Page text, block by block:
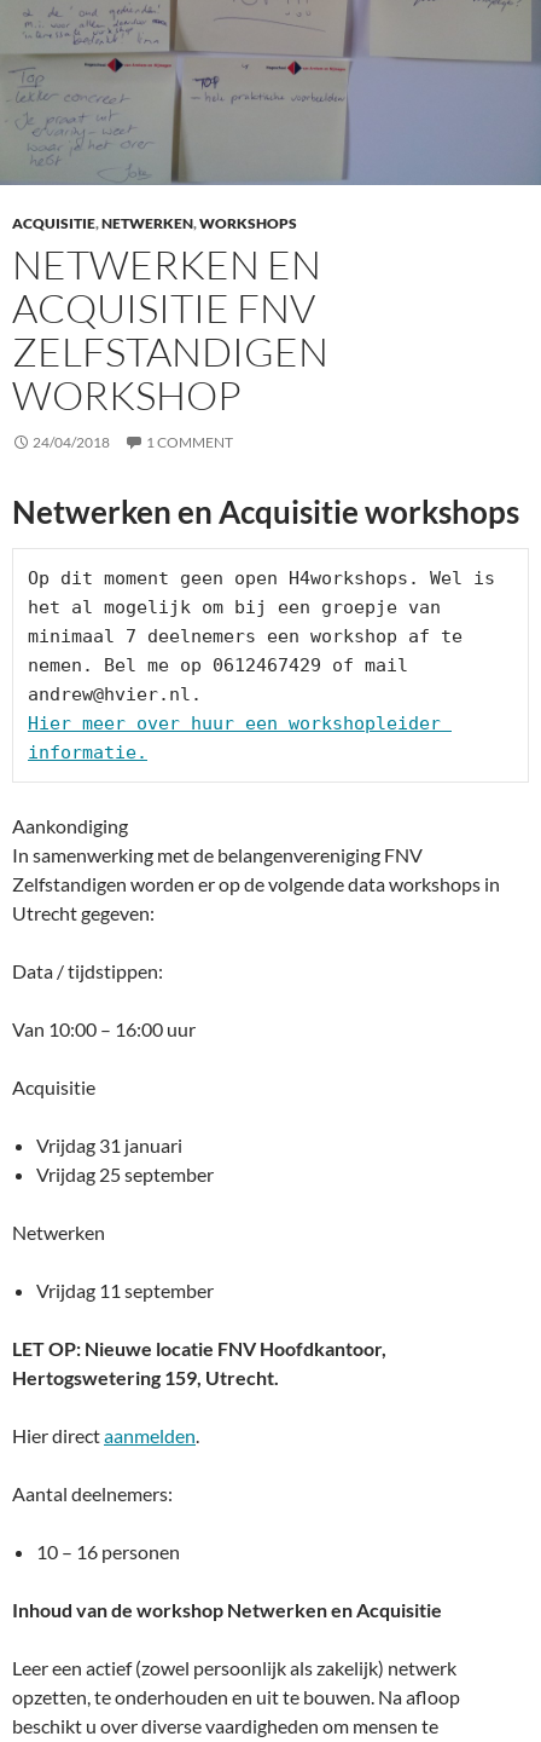
ACQUISITIE,NETWERKEN,WORKSHOPS
NETWERKEN EN
ACQUISITIE FNV
ZELFSTANDIGEN
WORKSHOP
24/04/2018 1 COMMENT
Netwerken en Acquisitie workshops
Op dit moment geen open H4workshops. Wel is
het al mogelijk om bij een groepje van
minimaal 7 deelnemers een workshop af te
nemen. Bel me op 0612467429 of mail
Hier meer over huur een workshopleider
informatie.
Aankondiging
In samenwerking met de belangenvereniging FNV
Zelfstandigen worden er op de volgende data workshops in
Utrecht gegeven:
Data / tijdstippen:
Van 10:00 – 16:00 uur
Acquisitie
Vrijdag 31 januari
Vrijdag 25 september
Netwerken
Vrijdag 11 september
LET OP: Nieuwe locatie FNV Hoofdkantoor,
Hertogswetering 159, Utrecht.
Hier directaanmelden.
Aantal deelnemers:
10 – 16 personen
Inhoud van de workshop Netwerken en Acquisitie
Leer een actief (zowel persoonlijk als zakelijk) netwerk
opzetten, te onderhouden en uit te bouwen. Na afloop
beschikt u over diverse vaardigheden om mensen te